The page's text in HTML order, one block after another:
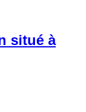
situé à